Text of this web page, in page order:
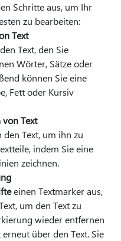
Schritte aus, um Ihr
zu bearbeiten:
Text
Text, den Sie
Wörter, Sätze oder
können Sie eine
Fett oder Kursiv
Text
Text, um ihn zu
indem Sie eine
zeichnen.
einen Textmarker aus,
um den Text zu
wieder entfernen
über den Text. Sie